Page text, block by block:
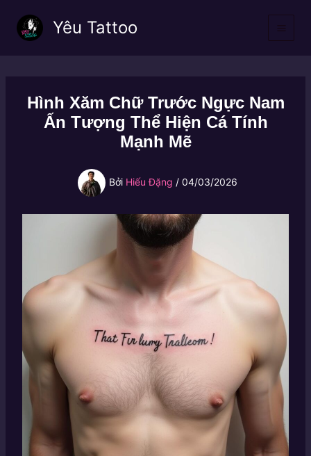
Yêu Tattoo
Hình Xăm Chữ Trước Ngực Nam
Ấn Tượng Thể Hiện Cá Tính
Mạnh Mẽ
Bởi Hiếu Đặng / 04/03/2026